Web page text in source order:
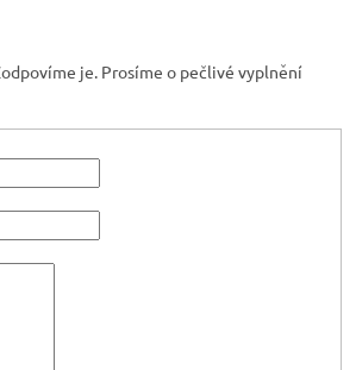
je. Prosíme o pečlivé vyplnění